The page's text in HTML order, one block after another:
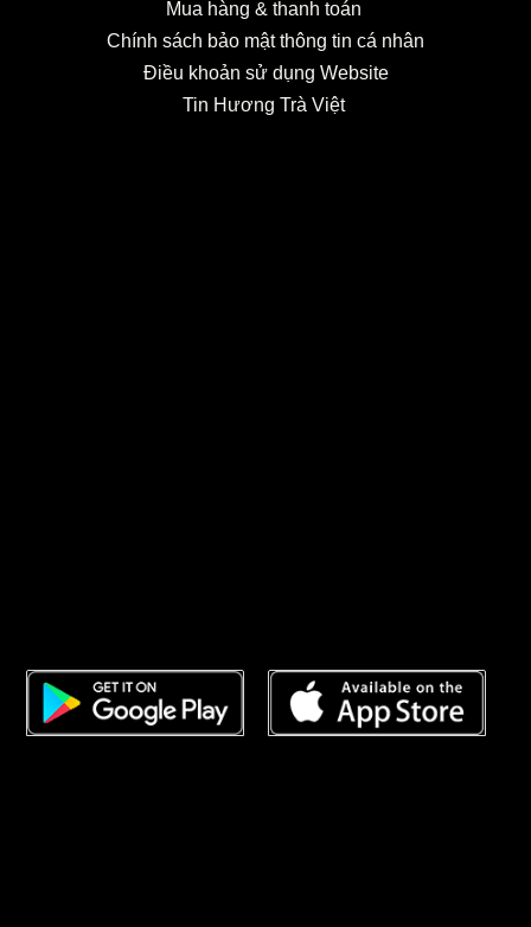
Mua hàng & thanh toán
Chính sách bảo mật thông tin cá nhân
Điều khoản sử dụng Website
Tin Hương Trà Việt